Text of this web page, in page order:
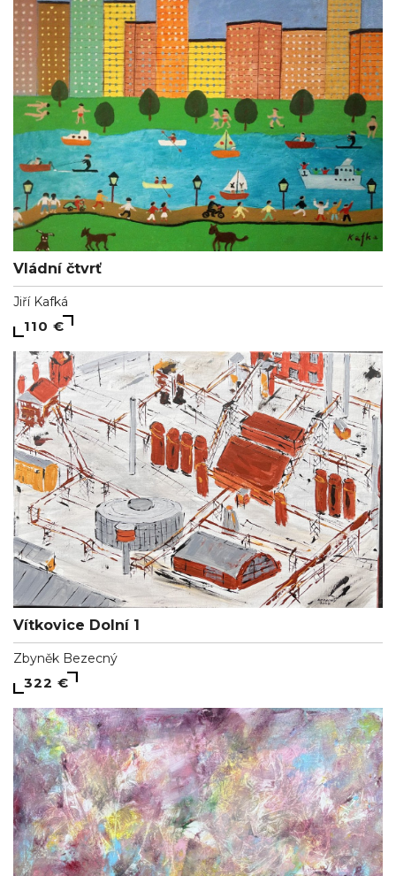
Vládní čtvrť
Jiří Kafká
110 €
Vítkovice Dolní 1
Zbyněk Bezecný
322 €